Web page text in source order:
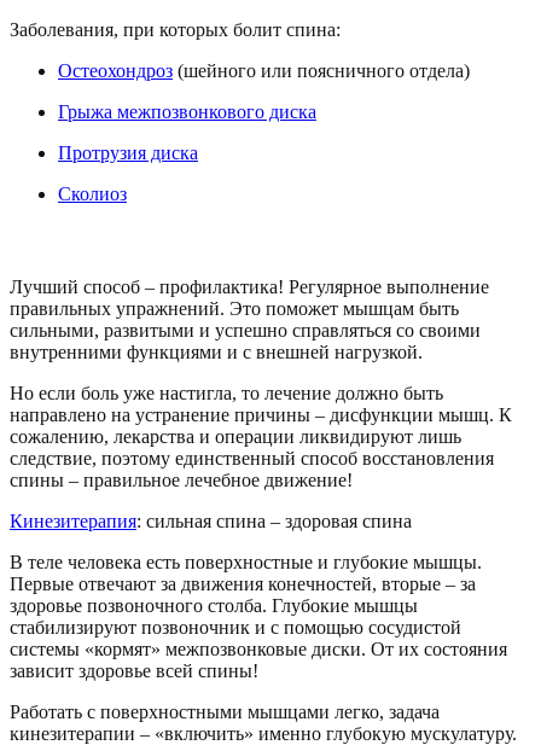
Заболевания, при которых болит спина:
Остеохондроз (шейного или поясничного отдела)
Грыжа межпозвонкового диска
Протрузия диска
Сколиоз
Лучший способ – профилактика! Регулярное выполнение
правильных упражнений. Это поможет мышцам быть
сильными, развитыми и успешно справляться со своими
внутренними функциями и с внешней нагрузкой.
Но если боль уже настигла, то лечение должно быть
направлено на устранение причины – дисфункции мышц. К
сожалению, лекарства и операции ликвидируют лишь
следствие, поэтому единственный способ восстановления
спины – правильное лечебное движение!
Кинезитерапия: сильная спина – здоровая спина
В теле человека есть поверхностные и глубокие мышцы.
Первые отвечают за движения конечностей, вторые – за
здоровье позвоночного столба. Глубокие мышцы
стабилизируют позвоночник и с помощью сосудистой
системы «кормят» межпозвонковые диски. От их состояния
зависит здоровье всей спины!
Работать с поверхностными мышцами легко, задача
кинезитерапии – «включить» именно глубокую мускулатуру.